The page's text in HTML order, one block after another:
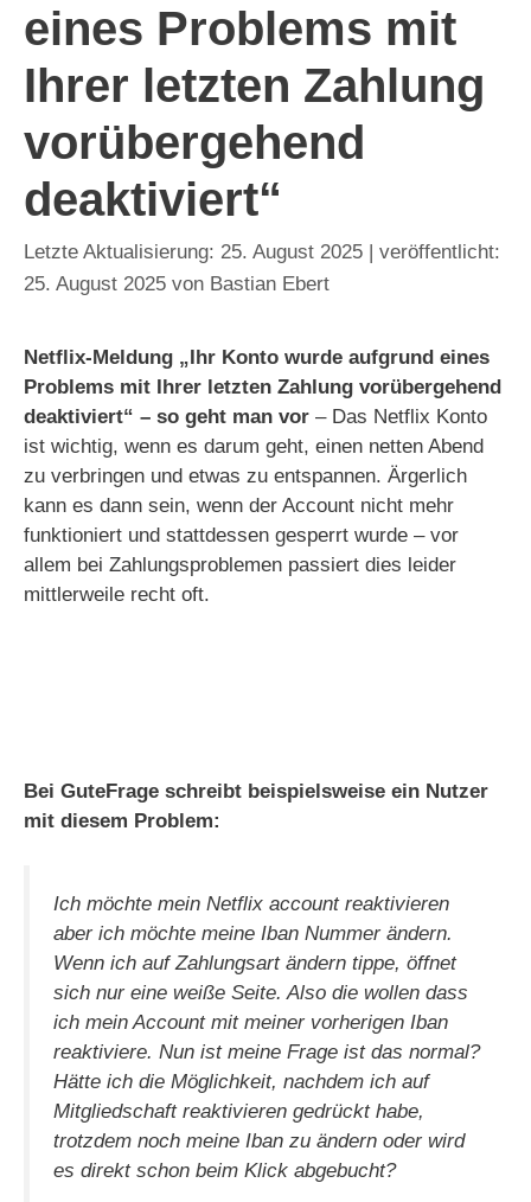
eines Problems mit
Ihrer letzten Zahlung
vorübergehend
deaktiviert“
25. August 2025
25. August 2025 von Bastian Ebert
Netflix-Meldung „Ihr Konto wurde aufgrund eines
Problems mit Ihrer letzten Zahlung vorübergehend
deaktiviert“ – so geht man vor – Das Netflix Konto
ist wichtig, wenn es darum geht, einen netten Abend
zu verbringen und etwas zu entspannen. Ärgerlich
kann es dann sein, wenn der Account nicht mehr
funktioniert und stattdessen gesperrt wurde – vor
allem bei Zahlungsproblemen passiert dies leider
mittlerweile recht oft.
Bei GuteFrage schreibt beispielsweise ein Nutzer
mit diesem Problem:
Ich möchte mein Netflix account reaktivieren
aber ich möchte meine Iban Nummer ändern.
Wenn ich auf Zahlungsart ändern tippe, öffnet
sich nur eine weiße Seite. Also die wollen dass
ich mein Account mit meiner vorherigen Iban
reaktiviere. Nun ist meine Frage ist das normal?
Hätte ich die Möglichkeit, nachdem ich auf
Mitgliedschaft reaktivieren gedrückt habe,
trotzdem noch meine Iban zu ändern oder wird
es direkt schon beim Klick abgebucht?